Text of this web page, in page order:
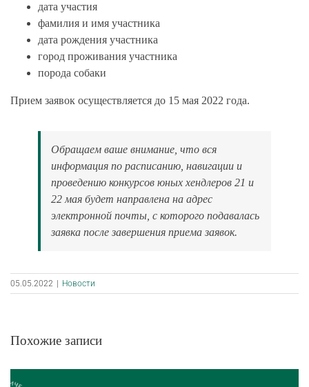
дата участия
фамилия и имя участника
дата рождения участника
город проживания участника
порода собаки
Прием заявок осуществляется до 15 мая 2022 года.
Обращаем ваше внимание, что вся
информация по расписанию, навигации и
проведению конкурсов юных хендлеров 21 и
22 мая будет направлена на адрес
электронной почты, с которого подавалась
заявка после завершения приема заявок.
05.05.2022 Новости
Похожие записи